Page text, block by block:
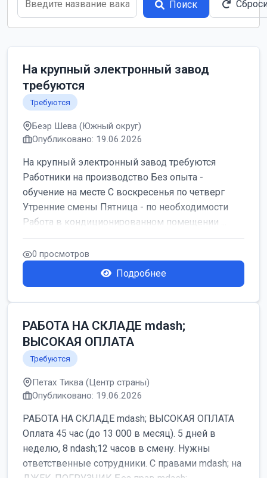
Поиск
На крупный электронный завод
требуются
Требуются
Беэр Шева (Южный округ)
Опубликовано: 19.06.2026
На крупный электронный завод требуются
Работники на производство Без опыта -
обучение на месте С воскресенья по четверг
Утренние смены Пятница - по необходимости
Работа в кондиционированном помещении ...
0 просмотров
Подробнее
РАБОТА НА СКЛАДЕ mdash;
ВЫСОКАЯ ОПЛАТА
Требуются
Петах Тиква (Центр страны)
Опубликовано: 19.06.2026
РАБОТА НА СКЛАДЕ mdash; ВЫСОКАЯ ОПЛАТА
Оплата 45 час (до 13 000 в месяц). 5 дней в
неделю, 8 ndash;12 часов в смену. Нужны
ответственные сотрудники. С правами mdash; на